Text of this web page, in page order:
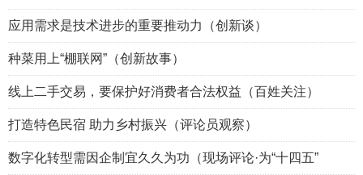
应用需求是技术进步的重要推动力（创新谈）
种菜用上“棚联网”（创新故事）
线上二手交易，要保护好消费者合法权益（百姓关注）
打造特色民宿 助力乡村振兴（评论员观察）
数字化转型需因企制宜久久为功（现场评论·为“十四五”